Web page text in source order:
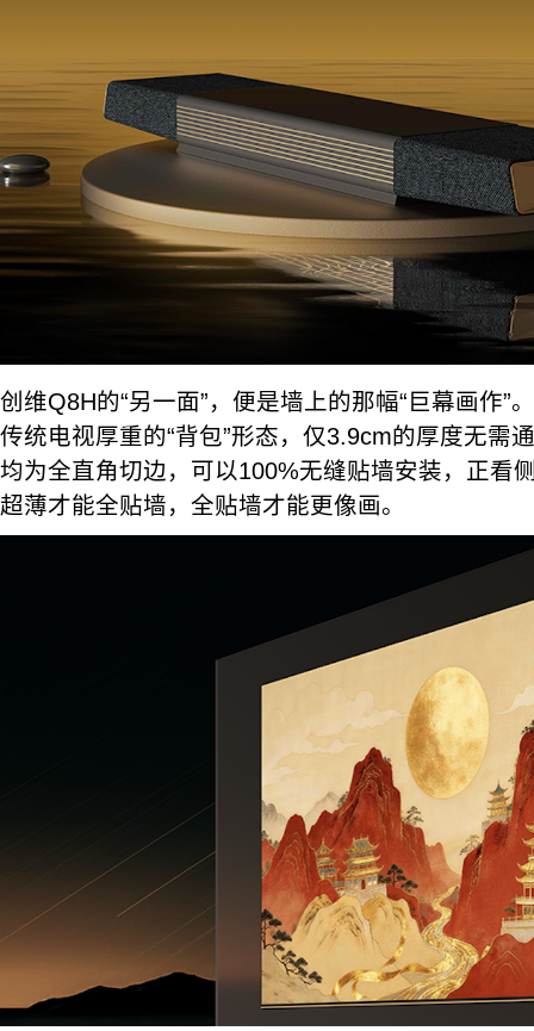
创维Q8H的“另一面”，便是墙上的那幅“巨幕画作”
传统电视厚重的“背包”形态，仅3.9cm的厚度无需
均为全直角切边，可以100%无缝贴墙安装，正看
超薄才能全贴墙，全贴墙才能更像画。